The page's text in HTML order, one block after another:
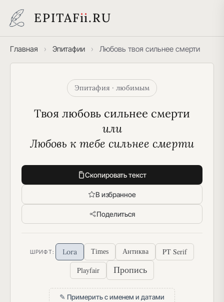
EPITAFii.RU
Главная › Эпитафии › Любовь твоя сильнее смерти
Эпитафия · любимым
Твоя любовь сильнее смерти
или
Любовь к тебе сильнее смерти
Скопировать текст
В избранное
Поделиться
ШРИФТ: Lora Times Антиква
PT Serif
Playfair
Пропись
✎ Примерить с именем и датами